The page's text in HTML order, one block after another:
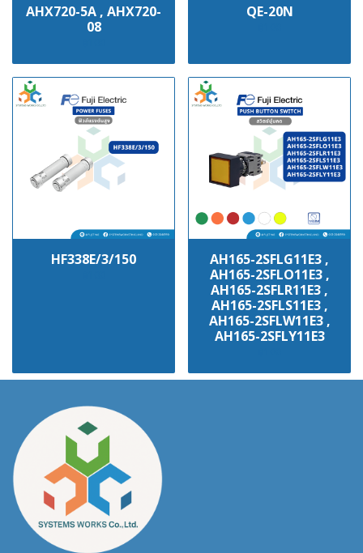
AHX720-5A , AHX720-
08
QE-20N
HF338E/3/150 AH165-2SFLG11E3 ,
AH165-2SFLO11E3 ,
AH165-2SFLR11E3 ,
AH165-2SFLS11E3 ,
AH165-2SFLW11E3 ,
AH165-2SFLY11E3